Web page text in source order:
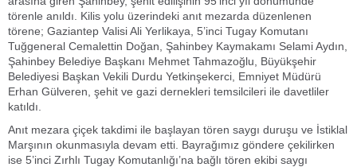
törenle anıldı. Kilis yolu üzerindeki anıt mezarda düzenlenen
törene; Gaziantep Valisi Ali Yerlikaya, 5’inci Tugay Komutanı
Tuğgeneral Cemalettin Doğan, Şahinbey Kaymakamı Selami Aydın,
Şahinbey Belediye Başkanı Mehmet Tahmazoğlu, Büyükşehir
Belediyesi Başkan Vekili Durdu Yetkinşekerci, Emniyet Müdürü
Erhan Gülveren, şehit ve gazi dernekleri temsilcileri ile davetliler
katıldı.
Anıt mezara çiçek takdimi ile başlayan tören saygı duruşu ve İstiklal
Marşının okunmasıyla devam etti. Bayrağımız göndere çekilirken
ise 5’inci Zırhlı Tugay Komutanlığı’na bağlı tören ekibi saygı